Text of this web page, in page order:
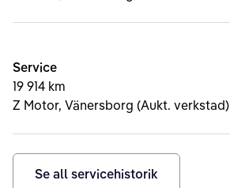
Service
19 914 km
Z Motor, Vänersborg (Aukt. verkstad)
Se all servicehistorik